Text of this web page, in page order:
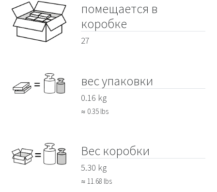
помещается в
коробке
27
вес упаковки
0.16 kg
≈ 0.35 lbs
Вес коробки
5.30 kg
≈ 11.68 lbs